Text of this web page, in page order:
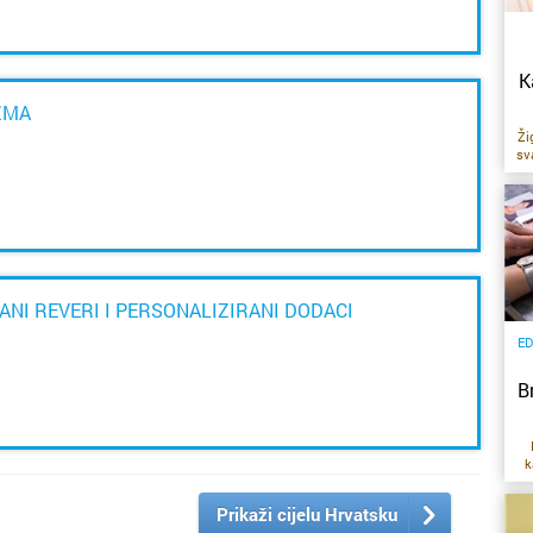
REVERI I PERSONALIZIRANI DODACI
Prikaži cijelu Hrvatsku